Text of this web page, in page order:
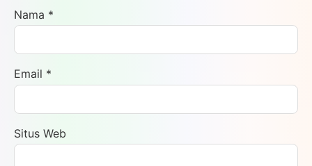
Nama *
Email *
Situs Web